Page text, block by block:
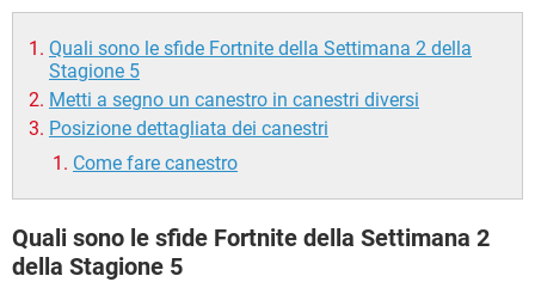
Quali sono le sfide Fortnite della Settimana 2 della
Stagione 5
Metti a segno un canestro in canestri diversi
Posizione dettagliata dei canestri
Come fare canestro
Quali sono le sfide Fortnite della Settimana 2
della Stagione 5